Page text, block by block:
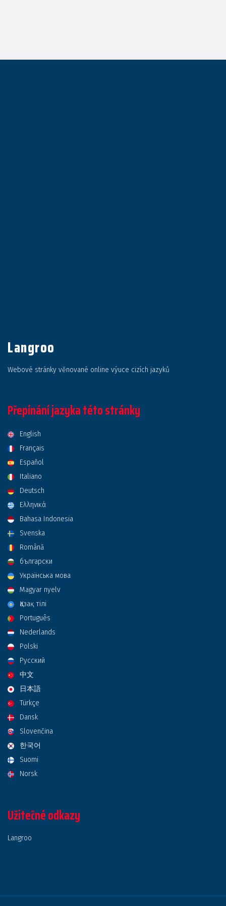
Langroo
Webové stránky věnované online výuce cizích jazyků
Přepínání jazyka této stránky
English
Français
Español
Italiano
Deutsch
Ελληνικά
Bahasa Indonesia
Svenska
Română
български
Українська мова
Magyar nyelv
Қазақ тілі
Português
Nederlands
Polski
Русский
中文
日本語
Türkçe
Dansk
Slovenčina
한국어
Suomi
Norsk
Užitečné odkazy
Langroo